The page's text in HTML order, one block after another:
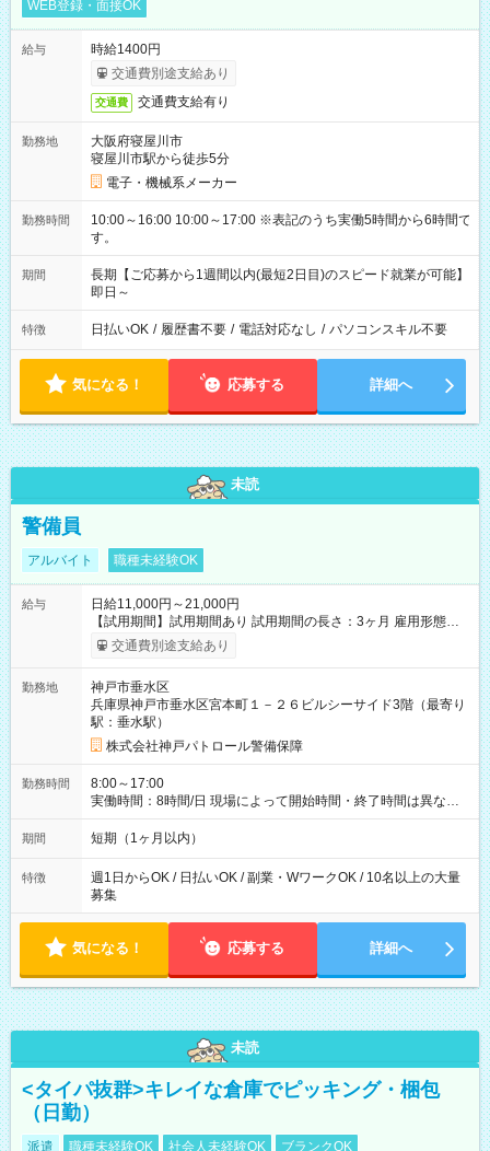
WEB登録・面接OK
給与
時給1400円
交通費別途支給あり
交通費 交通費支給有り
勤務地
大阪府寝屋川市
寝屋川市駅から徒歩5分
電子・機械系メーカー
勤務時間
10:00～16:00 10:00～17:00 ※表記のうち実働5時間から6時間で
す。
期間
長期【ご応募から1週間以内(最短2日目)のスピード就業が可能】
即日～
特徴 日払いOK / 履歴書不要 / 電話対応なし / パソコンスキル不要
気になる！ 応募する 詳細へ
未読
警備員
アルバイト 職種未経験OK
給与
日給11,000円～21,000円
【試用期間】試用期間あり 試用期間の長さ：3ヶ月 雇用形態、
給与は本採用時と同じです。
交通費別途支給あり
勤務地
神戸市垂水区
兵庫県神戸市垂水区宮本町１－２６ビルシーサイド3階（最寄り
駅：垂水駅）
株式会社神戸パトロール警備保障
勤務時間
8:00～17:00
実働時間：8時間/日 現場によって開始時間・終了時間は異なり
ますが、基本9時間拘束の休憩1時間、実働8時間となります。残
業の場合は１時間１３７５円になります。
期間 短期（1ヶ月以内）
特徴
週1日からOK / 日払いOK / 副業・WワークOK / 10名以上の大量
募集
気になる！ 応募する 詳細へ
未読
<タイパ抜群>キレイな倉庫でピッキング・梱包
（日勤）
派遣 職種未経験OK 社会人未経験OK ブランクOK